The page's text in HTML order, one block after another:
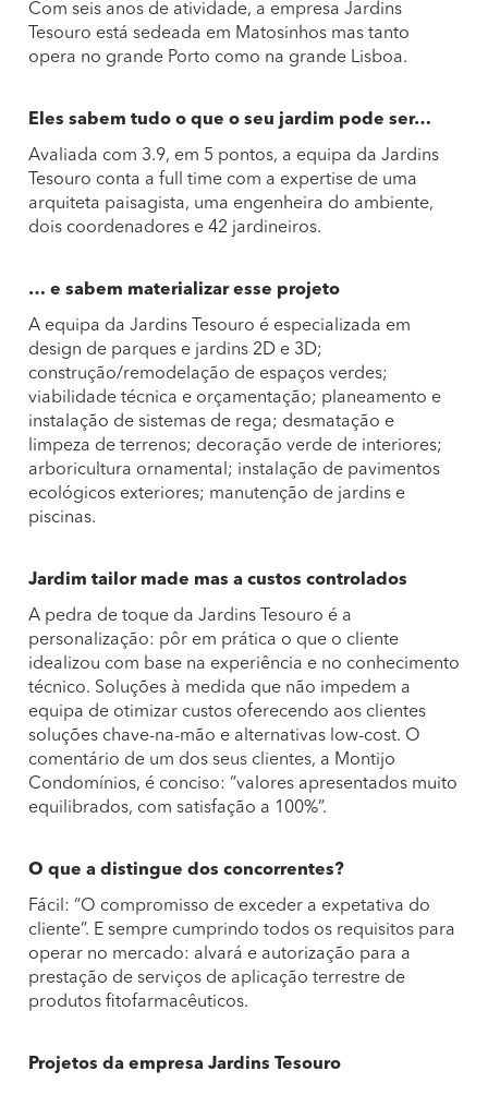
Com seis anos de atividade, a empresa Jardins
Tesouro está sedeada em Matosinhos mas tanto
opera no grande Porto como na grande Lisboa.
Eles sabem tudo o que o seu jardim pode ser…
Avaliada com 3.9, em 5 pontos, a equipa da Jardins
Tesouro conta a full time com a expertise de uma
arquiteta paisagista, uma engenheira do ambiente,
dois coordenadores e 42 jardineiros.
… e sabem materializar esse projeto
A equipa da Jardins Tesouro é especializada em
design de parques e jardins 2D e 3D;
construção/remodelação de espaços verdes;
viabilidade técnica e orçamentação; planeamento e
instalação de sistemas de rega; desmatação e
limpeza de terrenos; decoração verde de interiores;
arboricultura ornamental; instalação de pavimentos
ecológicos exteriores; manutenção de jardins e
piscinas.
Jardim tailor made mas a custos controlados
A pedra de toque da Jardins Tesouro é a
personalização: pôr em prática o que o cliente
idealizou com base na experiência e no conhecimento
técnico. Soluções à medida que não impedem a
equipa de otimizar custos oferecendo aos clientes
soluções chave-na-mão e alternativas low-cost. O
comentário de um dos seus clientes, a Montijo
Condomínios, é conciso: “valores apresentados muito
equilibrados, com satisfação a 100%”.
O que a distingue dos concorrentes?
Fácil: “O compromisso de exceder a expetativa do
cliente”. E sempre cumprindo todos os requisitos para
operar no mercado: alvará e autorização para a
prestação de serviços de aplicação terrestre de
produtos fitofarmacêuticos.
Projetos da empresa Jardins Tesouro